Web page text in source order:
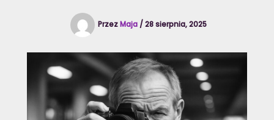
PrzezMaja /28 sierpnia, 2025